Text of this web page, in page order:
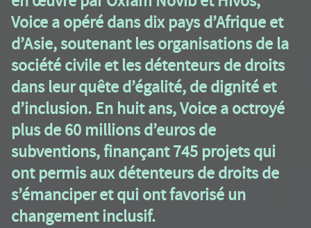
Voice a opéré dans dix pays d’Afrique et
d’Asie, soutenant les organisations de la
société civile et les détenteurs de droits
dans leur quête d’égalité, de dignité et
d’inclusion. En huit ans, Voice a octroyé
plus de 60 millions d’euros de
subventions, finançant 745 projets qui
ont permis aux détenteurs de droits de
s’émanciper et qui ont favorisé un
changement inclusif.